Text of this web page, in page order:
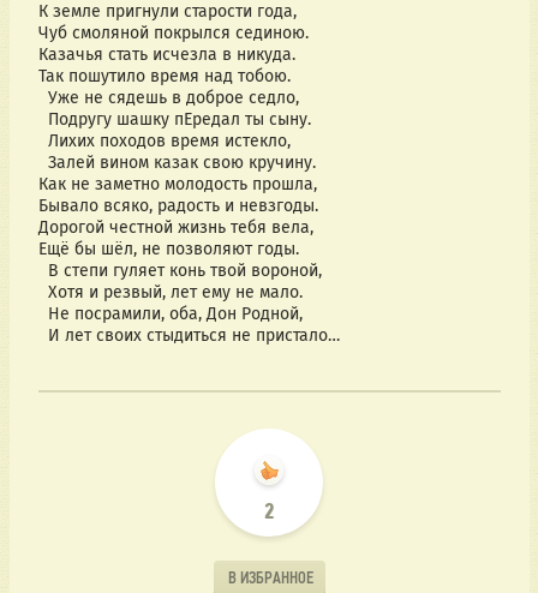
К земле пригнули старости года,
Чуб смоляной покрылся сединою.
Казачья стать исчезла в никуда.
Так пошутило время над тобою.
Уже не сядешь в доброе седло,
Подругу шашку пЕредал ты сыну.
Лихих походов время истекло,
Залей вином казак свою кручину.
Как не заметно молодость прошла,
Бывало всяко, радость и невзгоды.
Дорогой честной жизнь тебя вела,
Ещё бы шёл, не позволяют годы.
В степи гуляет конь твой вороной,
Хотя и резвый, лет ему не мало.
Не посрамили, оба, Дон Родной,
И лет своих стыдиться не пристало…
2
В ИЗБРАННОЕ